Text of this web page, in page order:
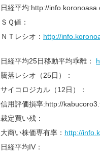
日経平均:http://
ＳＱ値：
ＮＴレシオ： http://
日経平均25日移動平均乖離：
騰落レシオ（25日）：
サイコロジカル（12日）：
信用評価損率:http://
裁定買い残：
大商い株価専有率： http://
日経平均IV：